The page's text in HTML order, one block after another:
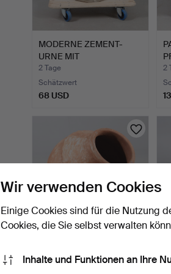
MODERNE ZEMENT-
URNE MIT
AKANTHUSBLATT-DEKO…
2 Tage
Schätzwert
68 USD
2
OLIVEN (?) -GEFÄSS.
Wir verwenden Cookies
Einige Cookies sind für die Nutzung
Cookies, die Sie selbst verwalten
Inhalte und Funktionen an Ihre